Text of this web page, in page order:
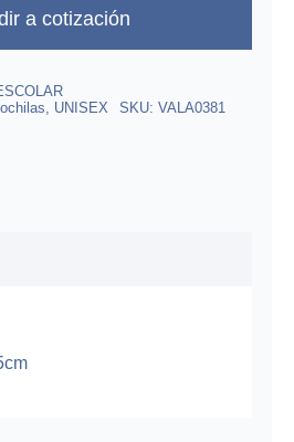
Estampado
a cotización
, UNISEX SKU: VALA0381